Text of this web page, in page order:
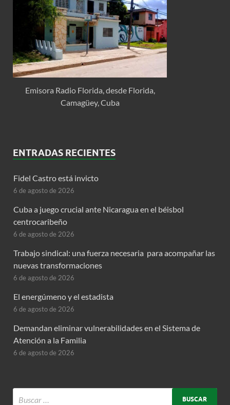
Emisora Radio Florida, desde Florida,
Camagüey, Cuba
ENTRADAS RECIENTES
Fidel Castro está invicto
6 de agosto de 2026
Cuba a juego crucial ante Nicaragua en el béisbol
centrocaribeño
6 de agosto de 2026
Trabajo sindical: una fuerza necesaria para acompañar las
nuevas transformaciones
6 de agosto de 2026
El energúmeno y el estadista
6 de agosto de 2026
Demandan eliminar vulnerabilidades en el Sistema de
Atención a la Familia
6 de agosto de 2026